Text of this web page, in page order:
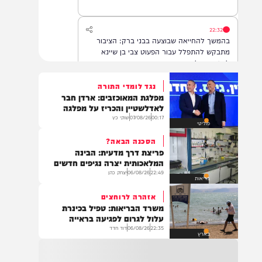
22:32
בהמשך להחייאה שבוצעה בבני ברק: הציבור
לרפואה שלמה
21:32
בין הזמנים: שלושה בחורי ישיבות חולצו
מהכינרת לאחר שנסחפו לעומק האגם, בחוף
בלתי מוכרז כשהם על גבי אביזר ציפה.
21:31
בני ברק: חובשים ופראמדיקים של ארגון הצלה
מבצעים פעולות החייאה על תינוק כבן שנה וחצי
לאחר שנחנק משקית.
פוליטי
נגד לומדי התורה
מפלגת המאוכזבים: ארדן חבר
לאדלשטיין והכריז על מפלגה
00:17
07/08/26שוקי כץ
בריאות
הסכנה הבאה?
פריצת דרך מדעית: הבינה
המלאכותית יצרה נגיפים חדשים
22:49
06/08/26יצחק כהן
אזהרה לרוחצים
משרד הבריאות: טפיל בכינרת